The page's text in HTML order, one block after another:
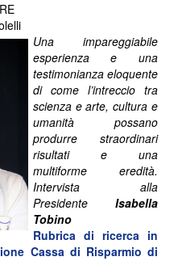
Una impareggiabile
esperienza e una
testimonianza eloquente
di come l’intreccio tra
scienza e arte, cultura e
umanità possano
produrre straordinari
risultati e una
multiforme eredità.
Intervista alla
PresidenteIsabella
Tobino
Rubrica di ricerca in
Cassa di Risparmio di